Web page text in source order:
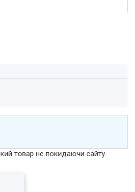
товар не покидаючи сайту.